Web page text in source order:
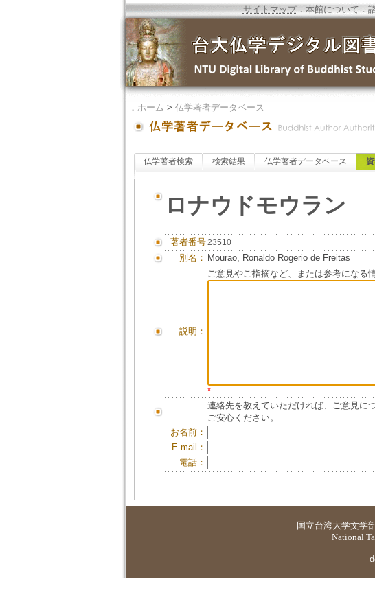
サイトマップ．本館について．
． ホーム > 仏学著者データベース
仏学著者検索 検索結果 仏学著者データベース
ロナウドモウラン
著者番号23510
別名： Mourao, Ronaldo Rogerio de Freitas
説明：
ご意見やご指摘など、または参考になる
*
連絡先を教えていただければ、ご意見に
ご安心ください。
お名前：
E-mail：
電話：
国立台湾大学文学
National